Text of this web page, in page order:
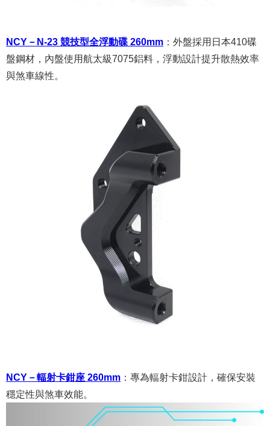
NCY－N-23 競技型全浮動碟 260mm ： 外盤採用日本410碟
盤鋼材，內盤使用航太級7075鋁料，浮動設計提升散熱效率
與煞車線性。
NCY－輻射卡鉗座 260mm ： 專為輻射卡鉗設計，確保安裝
穩定性與煞車效能。